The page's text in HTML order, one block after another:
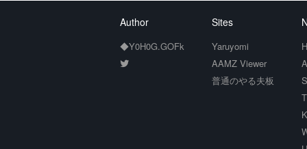
Author
◆Y0H0G.GOFk
Sites
Yaruyomi
AAMZ Viewer
普通のやる夫板